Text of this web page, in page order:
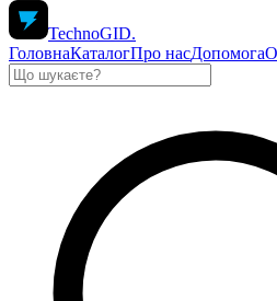
TechnoGID.
ГоловнаКаталогПро насДопомога